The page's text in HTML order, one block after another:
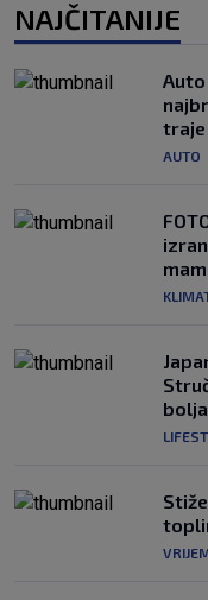
NAJČITANIJE
traje
AUTO